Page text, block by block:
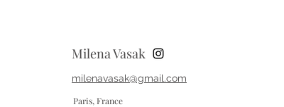
Milena Vasak
milenavasak@gmail.com
Paris, France